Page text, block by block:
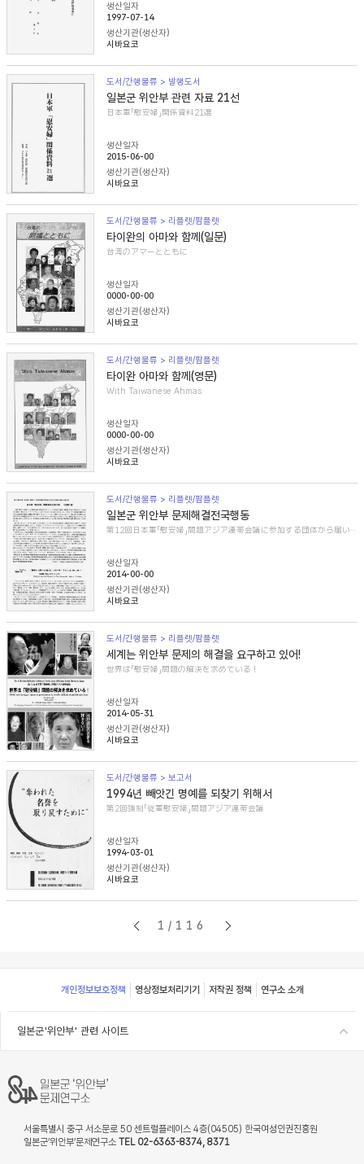
생산일자
1997-07-14
생산기관(생산자)
시바요코
도서/간행물류 > 발행도서
일본군 위안부 관련 자료 21선
日本軍「慰安婦」関係資料21選
생산일자
2015-06-00
생산기관(생산자)
시바요코
도서/간행물류 > 리플렛/팜플렛
타이완의 아마와 함께(일문)
台湾のアマーとともに
생산일자
0000-00-00
생산기관(생산자)
시바요코
도서/간행물류 > 리플렛/팜플렛
타이완 아마와 함께(영문)
With Taiwanese Ahmas
생산일자
0000-00-00
생산기관(생산자)
시바요코
도서/간행물류 > 리플렛/팜플렛
일본군 위안부 문제해결전국행동
第12回日本軍「慰安婦」問題アジア連帯会議に参加する団体から届いた紹介文
생산일자
2014-00-00
생산기관(생산자)
시바요코
도서/간행물류 > 리플렛/팜플렛
세계는 위안부 문제의 해결을 요구하고 있어!
世界は「慰安婦」問題の解決を求めている！
생산일자
2014-05-31
생산기관(생산자)
시바요코
도서/간행물류 > 보고서
1994년 빼앗긴 명예를 되찾기 위해서
第2回強制「従軍慰安婦」問題アジア連帯会議
생산일자
1994-03-01
생산기관(생산자)
시바요코
1/116
Footer
개인정보보호정책 영상정보처리기기 저작권 정책 연구소 소개
일본군'위안부' 관련 사이트
서울특별시 중구 서소문로 50 센트럴플레이스 4층(04505) 한국여성인권진흥원
일본군‘위안부’문제연구소 TEL 02-6363-8374, 8371